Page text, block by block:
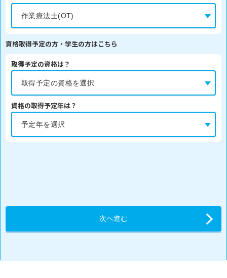
資格取得予定の方・学生の方はこちら
取得予定の資格は？
資格の取得予定年は？